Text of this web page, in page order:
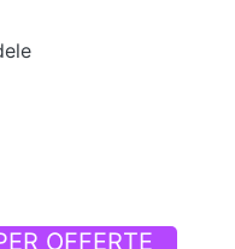
OFFERTE